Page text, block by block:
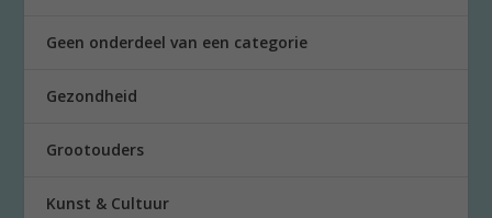
Geen onderdeel van een categorie
Gezondheid
Grootouders
Kunst & Cultuur